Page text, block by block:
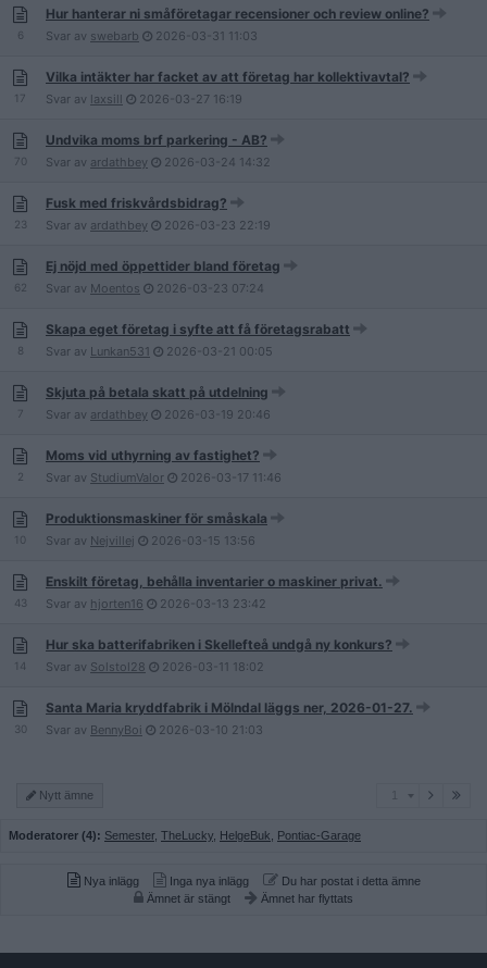
6
Hur hanterar ni småföretagar recensioner och review online?
Svar av swebarb 2026-03-31 11:03
17
Vilka intäkter har facket av att företag har kollektivavtal?
Svar av laxsill 2026-03-27 16:19
70
Undvika moms brf parkering - AB?
Svar av ardathbey 2026-03-24 14:32
23
Fusk med friskvårdsbidrag?
Svar av ardathbey 2026-03-23 22:19
62
Ej nöjd med öppettider bland företag
Svar av Moentos 2026-03-23 07:24
8
Skapa eget företag i syfte att få företagsrabatt
Svar av Lunkan531 2026-03-21 00:05
7
Skjuta på betala skatt på utdelning
Svar av ardathbey 2026-03-19 20:46
2
Moms vid uthyrning av fastighet?
Svar av StudiumValor 2026-03-17 11:46
10
Produktionsmaskiner för småskala
Svar av Nejvillej 2026-03-15 13:56
43
Enskilt företag, behålla inventarier o maskiner privat.
Svar av hjorten16 2026-03-13 23:42
14
Hur ska batterifabriken i Skellefteå undgå ny konkurs?
Svar av Solstol28 2026-03-11 18:02
30
Santa Maria kryddfabrik i Mölndal läggs ner, 2026-01-27.
Svar av BennyBoi 2026-03-10 21:03
Nytt ämne
Moderatorer (4): Semester, TheLucky HelgeBuk Pontiac-Garage
Nya inlägg Inga nya inlägg
Du har postat i detta ämne
Ämnet är stängt
Ämnet har flyttats